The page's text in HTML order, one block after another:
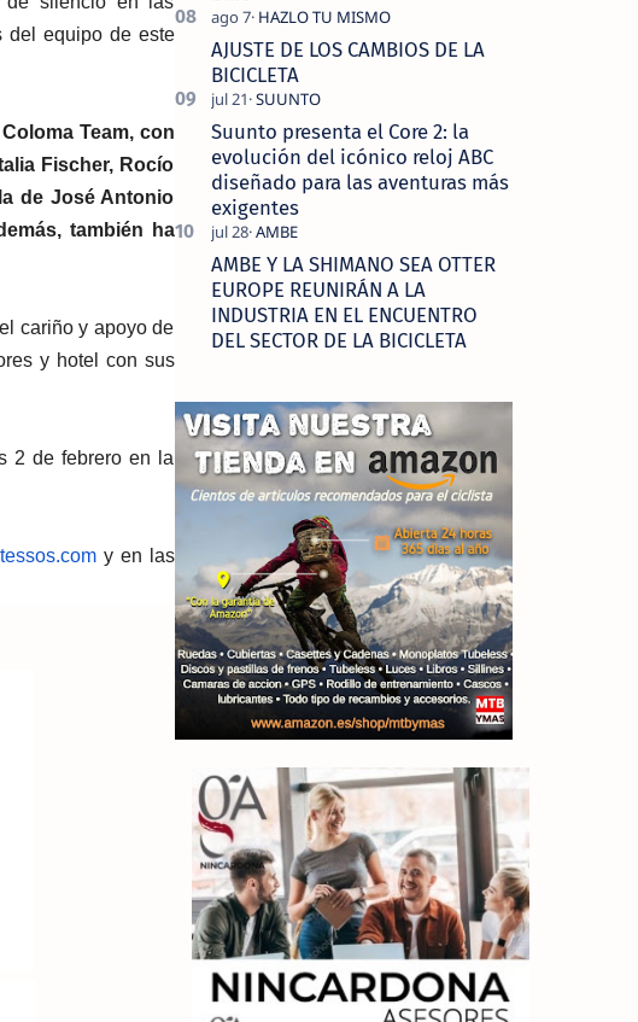
del equipo de este
Coloma Team, con
Fischer, Rocío
de José Antonio
también ha
cariño y apoyo de
y hotel con sus
2 de febrero en la
y en las
AJUSTE DE LOS CAMBIOS DE LA
BICICLETA
Suunto presenta el Core 2: la
evolución del icónico reloj ABC
diseñado para las aventuras más
exigentes
AMBE Y LA SHIMANO SEA OTTER
EUROPE REUNIRÁN A LA
INDUSTRIA EN EL ENCUENTRO
DEL SECTOR DE LA BICICLETA